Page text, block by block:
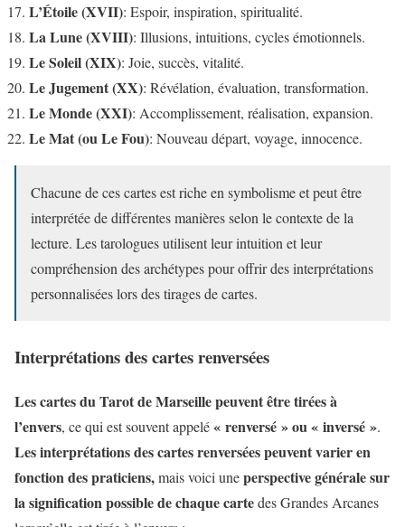
L’Étoile (XVII): Espoir, inspiration, spiritualité.
La Lune (XVIII): Illusions, intuitions, cycles émotionnels.
Le Soleil (XIX): Joie, succès, vitalité.
Le Jugement (XX): Révélation, évaluation, transformation.
Le Monde (XXI): Accomplissement, réalisation, expansion.
Le Mat (ou Le Fou): Nouveau départ, voyage, innocence.
Chacune de ces cartes est riche en symbolisme et peut être
interprétée de différentes manières selon le contexte de la
lecture. Les tarologues utilisent leur intuition et leur
compréhension des archétypes pour offrir des interprétations
personnalisées lors des tirages de cartes.
Interprétations des cartes renversées
Les cartes du Tarot de Marseille peuvent être tirées à
l’envers, ce qui est souvent appelé« renversé » ou « inversé ».
Les interprétations des cartes renversées peuvent varier en
fonction des praticiens,mais voici uneperspective générale sur
la signification possible de chaque cartedes Grandes Arcanes